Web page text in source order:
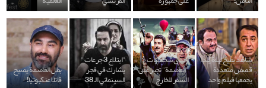
شاهد بطيخ ليلة يلدا
قصص متعددة
يجمعها فيلم واحد
احدى شخصيات
"العاصمة" تجبر على
السفر للخارج
"ابتلاع 3 جرعات "
يشارك في فجر
السينمائي الـ 38
بطل العاصمة يصبح
قاتلا عنكبوتيا!